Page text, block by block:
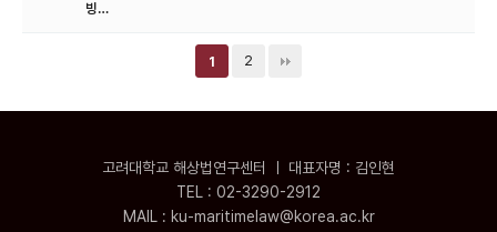
빙…
1 2
고려대학교 해상법연구센터 ㅣ 대표자명 : 김인현
TEL : 02-3290-2912
MAIL : ku-maritimelaw@korea.ac.kr